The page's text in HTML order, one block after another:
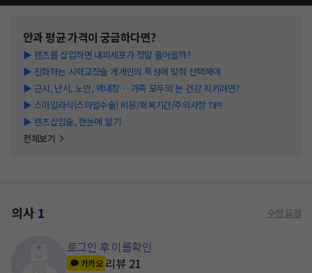
안과평균 가격이 궁금하다면?
▶ 렌즈를 삽입하면 내피세포가 정말 줄어들까?
▶ 진화하는 시력교정술 개개인의 특성에 맞춰 선택해야
▶ 근시, 난시, 노안, 백내장… 가족 모두의 눈 건강 지키려면?
▶ 스마일라식(스마일수술) 비용/회복기간/주의사항 TIP!
▶ 렌즈삽입술, 한눈에 알기
전체보기
의사1 수정 요청
로그인 후 이름확인
카카오 리뷰 21